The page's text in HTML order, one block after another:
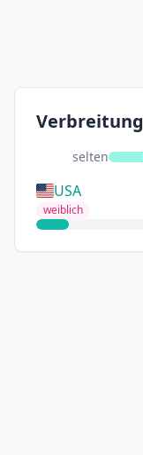
Verbreitung
selten
USA
weiblich